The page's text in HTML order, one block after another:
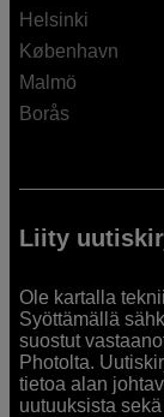
Helsinki
København
Malmö
Borås
Liity
Ole kartalla
Syöttämällä
suostut
Photolta.
tietoa alan
uutuuksista